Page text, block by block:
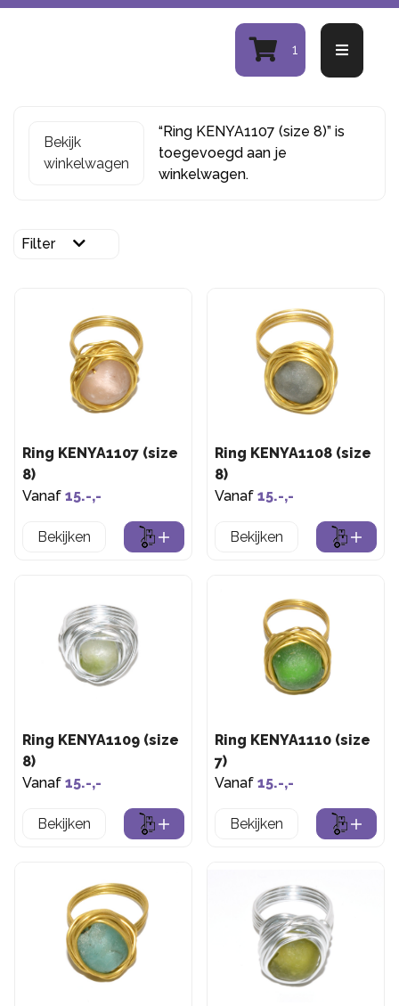
1
Bekijk
winkelwagen
“Ring KENYA1107 (size 8)” is
toegevoegd aan je
winkelwagen.
Filter
Ring KENYA1107 (size
8)
Vanaf 15.-,-
Bekijken
Ring KENYA1108 (size
8)
Vanaf 15.-,-
Bekijken
Ring KENYA1109 (size
8)
Vanaf 15.-,-
Bekijken
Ring KENYA1110 (size
7)
Vanaf 15.-,-
Bekijken